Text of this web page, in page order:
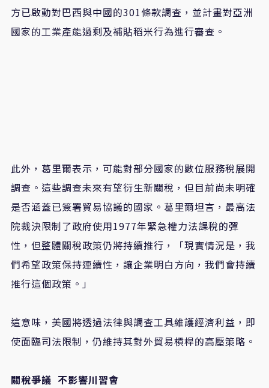
方已啟動對巴西與中國的301條款調查，並計畫對亞洲
國家的工業產能過剩及補貼稻米行為進行審查。
此外，葛里爾表示，可能對部分國家的數位服務稅展開
調查。這些調查未來有望衍生新關稅，但目前尚未明確
是否涵蓋已簽署貿易協議的國家。葛里爾坦言，最高法
院裁決限制了政府使用1977年緊急權力法課稅的彈
性，但整體關稅政策仍將持續推行，「現實情況是，我
們希望政策保持連續性，讓企業明白方向，我們會持續
推行這個政策。」
這意味，美國將透過法律與調查工具維護經濟利益，即
使面臨司法限制，仍維持其對外貿易槓桿的高壓策略。
關稅爭議 不影響川習會